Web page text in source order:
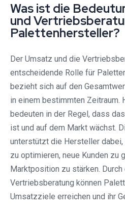
Was ist die
und
Palettenhersteller?
Der Umsatz und die
entscheidende Rolle für
bezieht sich auf den
in einem bestimmten Zeitraum.
bedeuten in der Regel, dass
ist und auf dem Markt wächst.
unterstützt die Hersteller
zu optimieren, neue Kunden zu
Marktposition zu stärken.
Vertriebsberatung können
Umsatzziele erreichen und ihr